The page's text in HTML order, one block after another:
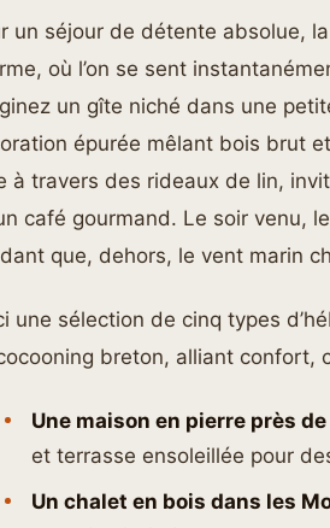
un séjour de détente absolue,
où l’on se sent
un gîte niché dans une
épurée mêlant bois brut
à travers des rideaux de lin,
café gourmand. Le soir venu,
que, dehors, le vent marin
une sélection de cinq types
breton, alliant confort,
Une maison en pierre près
et terrasse ensoleillée pour
Un chalet en bois dans les